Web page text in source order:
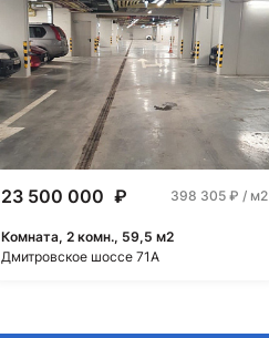
23 500 000 ₽ 398 305 ₽ / м2
Комната, 2 комн., 59,5 м2
Дмитровское шоссе 71А